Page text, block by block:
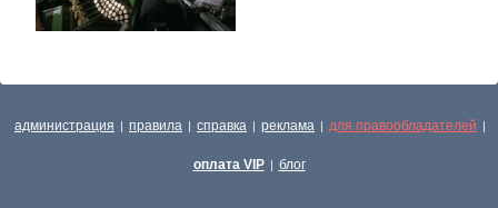
администрация | правила | справка | реклама | для правообладателей |
оплата VIP | блог